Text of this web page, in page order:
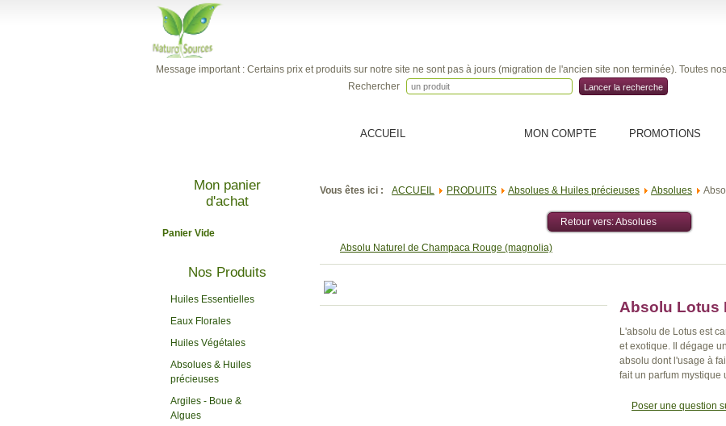
Message important : Certains prix et produits sur notre site ne sont pas à jours (migration de l'ancien site non terminée). Toutes
Rechercher
Lancer la recherche
ACCUEIL MON COMPTE PROMOTIONS
Mon panier
d'achat
Panier Vide
Nos Produits
Huiles Essentielles
Eaux Florales
Huiles Végétales
Absolues & Huiles
précieuses
Argiles - Boue &
Algues
Vous êtes ici : ACCUEIL PRODUITS Absolues & Huiles précieuses Absolues
Retour vers: Absolues
Absolu Naturel de Champaca Rouge (magnolia)
Absolu Lotus
L'absolu de Lotus est
et exotique. Il dégage
absolu dont l'usage à
fait un parfum mystique
Poser une question